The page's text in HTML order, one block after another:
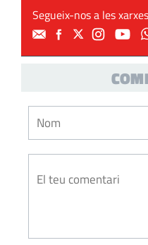
Segueix-nos a les xarxes